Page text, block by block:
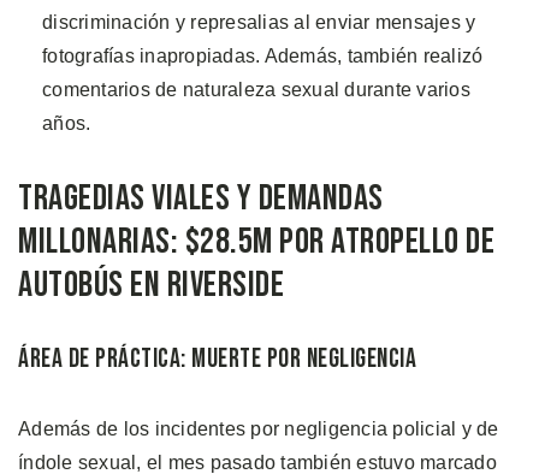
discriminación y represalias al enviar mensajes y
fotografías inapropiadas. Además, también realizó
comentarios de naturaleza sexual durante varios
años.
Tragedias Viales y Demandas
Millonarias: $28.5M por Atropello de
Autobús en Riverside
Área de Práctica: Muerte por Negligencia
Además de los incidentes por negligencia policial y de
índole sexual, el mes pasado también estuvo marcado